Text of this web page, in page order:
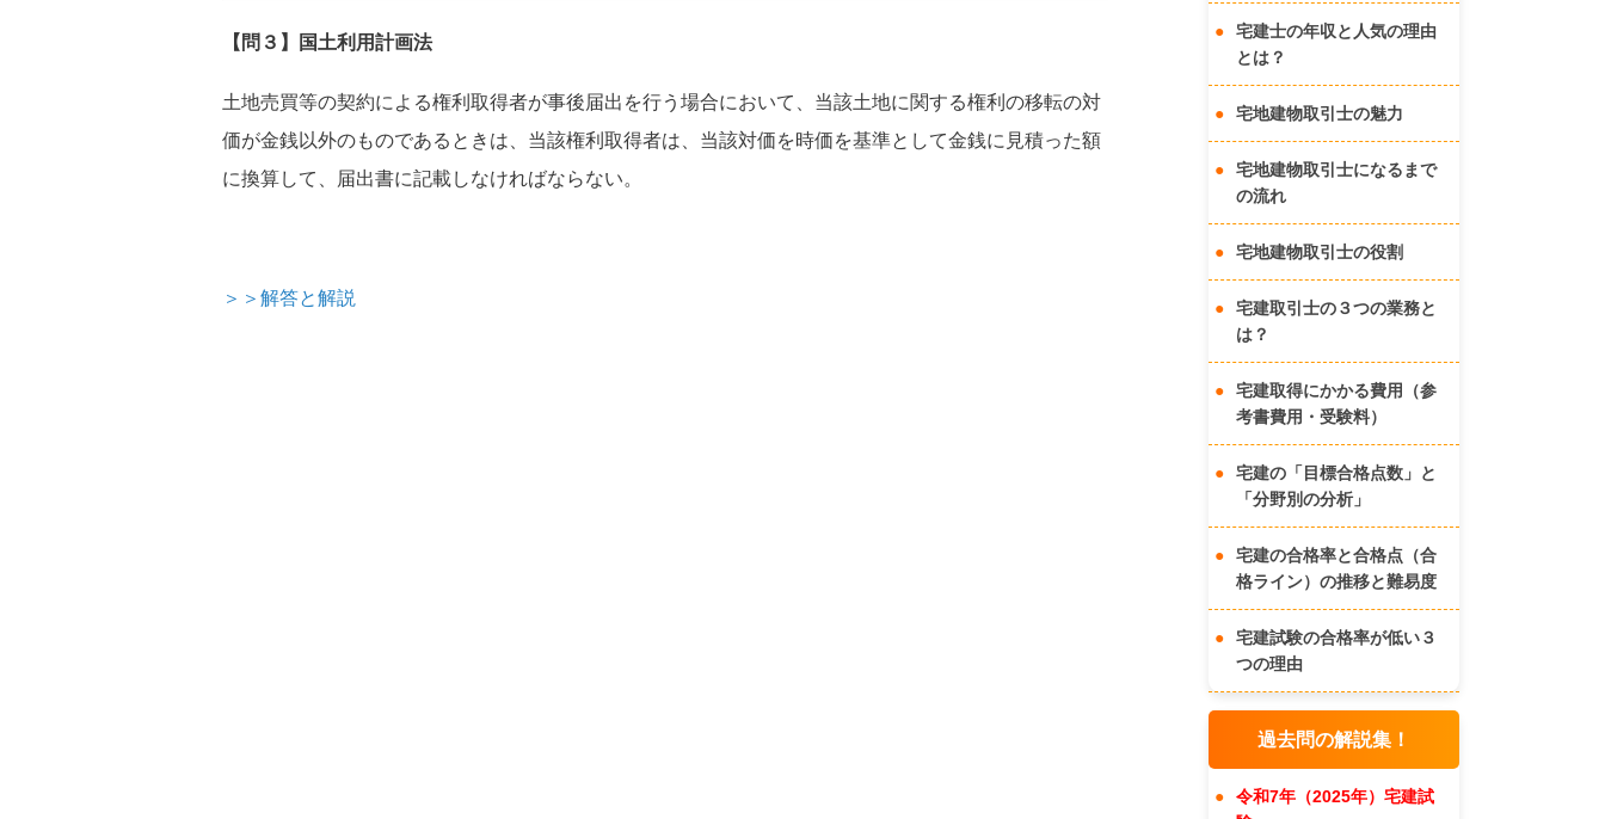
【問３】国土利用計画法
土地売買等の契約による権利取得者が事後届出を行う場合において、当該土地に関する権利の移転の対
価が金銭以外のものであるときは、当該権利取得者は、当該対価を時価を基準として金銭に見積った額
に換算して、届出書に記載しなければならない。
＞＞解答と解説
宅建士の年収と人気の理由
とは？
宅地建物取引士の魅力
宅地建物取引士になるまで
の流れ
宅地建物取引士の役割
宅建取引士の３つの業務と
は？
宅建取得にかかる費用（参
考書費用・受験料）
宅建の「目標合格点数」と
「分野別の分析」
宅建の合格率と合格点（合
格ライン）の推移と難易度
宅建試験の合格率が低い３
つの理由
過去問の解説集！
令和7年（2025年）宅建試